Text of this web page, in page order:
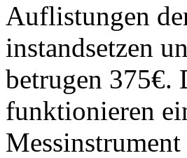
Auflistungen
instandsetzen
betrugen 375€.
funktionieren